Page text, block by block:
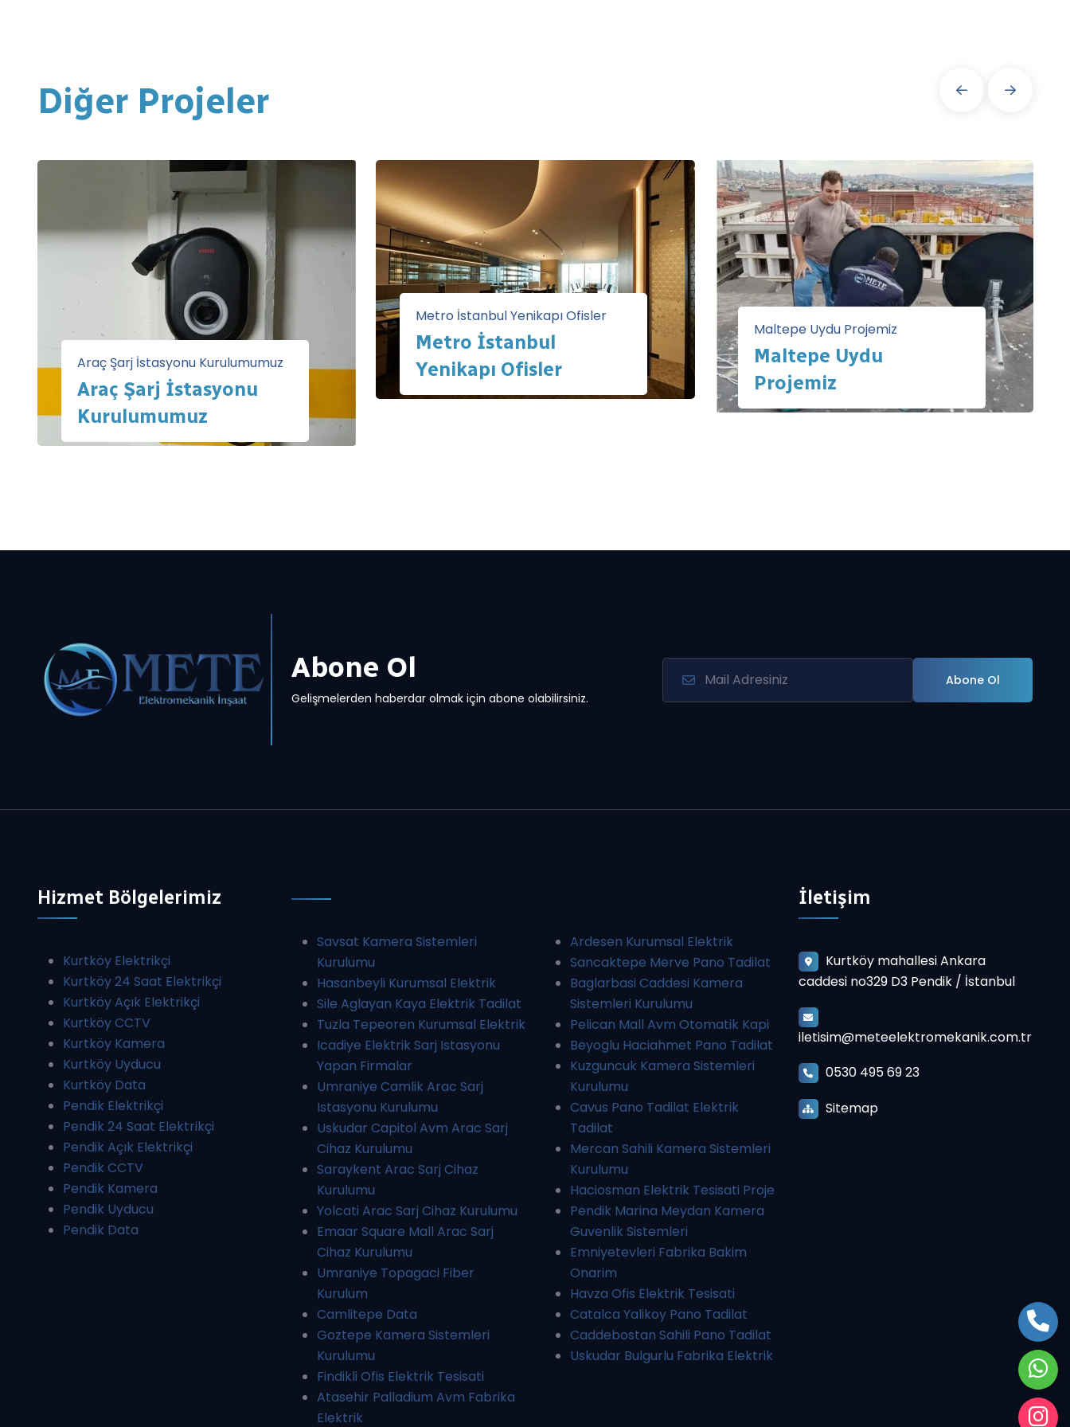
Diğer Projeler
Araç Şarj İstasyonu Kurulumumuz
Araç Şarj İstasyonu
Kurulumumuz
Metro İstanbul Yenikapı Ofisler
Metro İstanbul
Yenikapı Ofisler
Maltepe Uydu Projemiz
Maltepe Uydu
Projemiz
Abone Ol
Gelişmelerden haberdar olmak için abone olabilirsiniz.
Abone Ol
Hizmet Bölgelerimiz
Kurtköy Elektrikçi
Kurtköy 24 Saat Elektrikçi
Kurtköy Açık Elektrikçi
Kurtköy CCTV
Kurtköy Kamera
Kurtköy Uyducu
Kurtköy Data
Pendik Elektrikçi
Pendik 24 Saat Elektrikçi
Pendik Açık Elektrikçi
Pendik CCTV
Pendik Kamera
Pendik Uyducu
Pendik Data
Savsat Kamera Sistemleri
Kurulumu
Hasanbeyli Kurumsal Elektrik
Sile Aglayan Kaya Elektrik Tadilat
Tuzla Tepeoren Kurumsal Elektrik
Icadiye Elektrik Sarj Istasyonu
Yapan Firmalar
Umraniye Camlik Arac Sarj
Istasyonu Kurulumu
Uskudar Capitol Avm Arac Sarj
Cihaz Kurulumu
Saraykent Arac Sarj Cihaz
Kurulumu
Yolcati Arac Sarj Cihaz Kurulumu
Emaar Square Mall Arac Sarj
Cihaz Kurulumu
Umraniye Topagaci Fiber
Kurulum
Camlitepe Data
Goztepe Kamera Sistemleri
Kurulumu
Findikli Ofis Elektrik Tesisati
Atasehir Palladium Avm Fabrika
Elektrik
Ardesen Kurumsal Elektrik
Sancaktepe Merve Pano Tadilat
Baglarbasi Caddesi Kamera
Sistemleri Kurulumu
Pelican Mall Avm Otomatik Kapi
Beyoglu Haciahmet Pano Tadilat
Kuzguncuk Kamera Sistemleri
Kurulumu
Cavus Pano Tadilat Elektrik
Tadilat
Mercan Sahili Kamera Sistemleri
Kurulumu
Haciosman Elektrik Tesisati Proje
Pendik Marina Meydan Kamera
Guvenlik Sistemleri
Emniyetevleri Fabrika Bakim
Onarim
Havza Ofis Elektrik Tesisati
Catalca Yalikoy Pano Tadilat
Caddebostan Sahili Pano Tadilat
Uskudar Bulgurlu Fabrika Elektrik
İletişim
Kurtköy mahallesi Ankara
caddesi no329 D3 Pendik / İstanbul
iletisim@meteelektromekanik.com.tr
0530 495 69 23
Sitemap